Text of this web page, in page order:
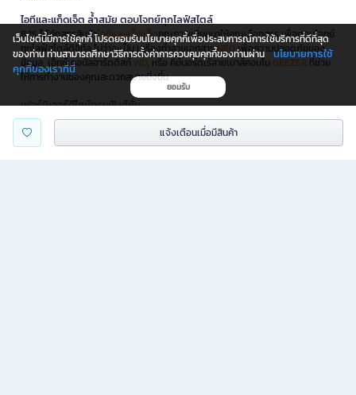
แจ้งเตือนเมื่อมีสินค้า
ไอทีและแก็ดเจ็ต ล้ำสมัย ตอบโจทย์ทุกไลฟ์สไตล์
B2S ได้คัดสรรสินค้าไอทีและแก็ดเจ็ตคุณภาพเยี่ยมมาให้คุณเลือกสรร เพื่อตอบโจทย์
ทุกไลฟ์สไตล์ดิจิทัล ไม่ว่าจะเป็น เครื่องทำลายเอกสารNEOเพื่อความปลอดภัยของ
ข้อมูล, เอ็กซ์เทอนัลฮาร์ดดิสก์ WD, หรือ คีย์บอร์ดไร้สายเมาส์คอมโบ GEEZER ที่ช่วย
ให้การทำงานของคุณสะดวกสบายยิ่งขึ้น
เฟอร์นิเจอร์ดีไซน์ครบฟังก์ชั่น
นอกจากนี้ B2S ยังมีเฟอร์นิเจอร์ครบทุกฟังก์ชันให้คุณได้เลือกสรรเพื่อตกแต่งบ้าน
และที่ทำงาน ไม่ว่าจะเป็นโต๊ะทำงานพับได้ จากแบรนด์ONEหรือ เก้าอี้ทำงาน
Furradecก็มีให้เลือกครบครัน
เว็บไซต์นี้มีการใช้คุกกี้ โปรดยอมรับนโยบายคุกกี้เพื่อประสบการณ์การใช้บริการที่ดีที่สุด
ของท่าน ท่านสามารถศึกษาวิธีการตั้งค่าการควบคุมคุกกี้ของท่านผ่าน นโยบายการใช้
คุกกี้ของเราที่นี่
ยอมรับ